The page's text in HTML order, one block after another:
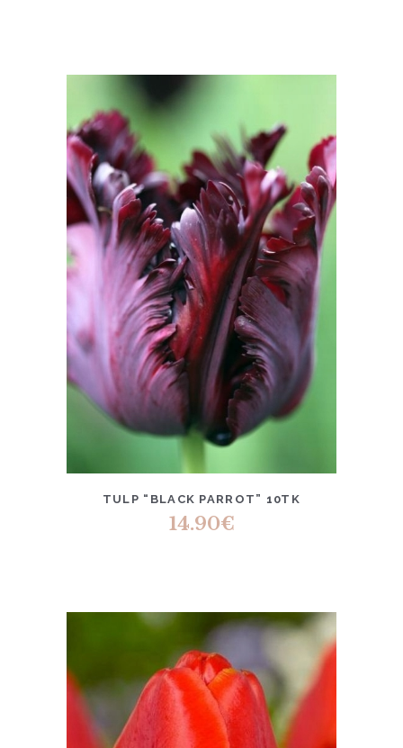
TULP “BLACK PARROT” 10TK
14.90€